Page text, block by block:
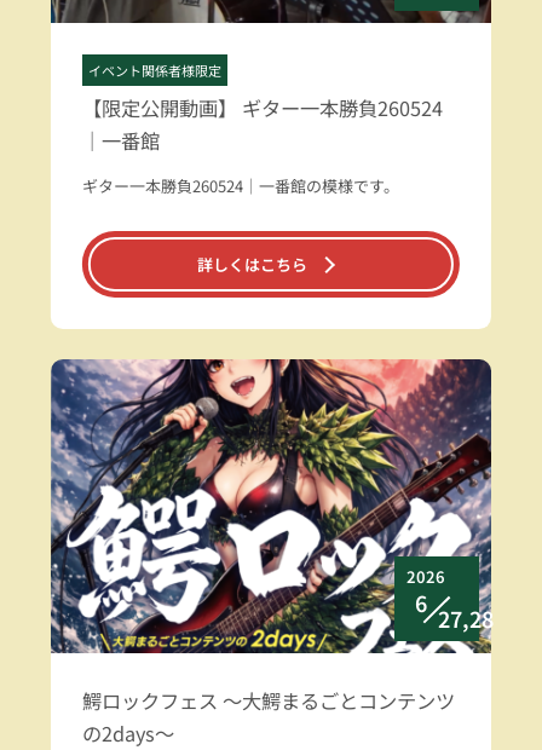
イベント関係者様限定
【限定公開動画】 ギター一本勝負260524
｜一番館
ギター一本勝負260524｜一番館の模様です。
詳しくはこちら
2026
6
27,28
鰐ロックフェス ～大鰐まるごとコンテンツ
の2days～